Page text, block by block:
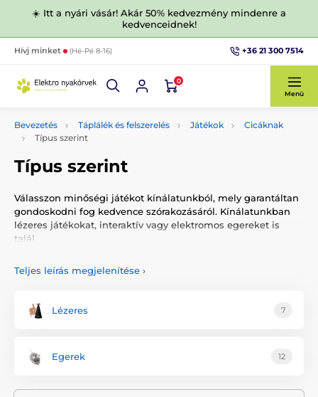
☀️ Itt a nyári vásár! Akár 50% kedvezmény mindenre a
kedvenceidnek!
Hívj minket (Hé-Pé 8-16) +36 21 300 7514
0
Menü
Bevezetés Táplálék és felszerelés Játékok
Cicáknak
Típus szerint
Típus szerint
Válasszon minőségi játékot kínálatunkból, mely garantáltan
gondoskodni fog kedvence szórakozásáról. Kínálatunkban
lézeres játékokat, interaktív vagy elektromos egereket is
talál.
Teljes leírás megjelenítése ›
Lézeres 7
Egerek 12